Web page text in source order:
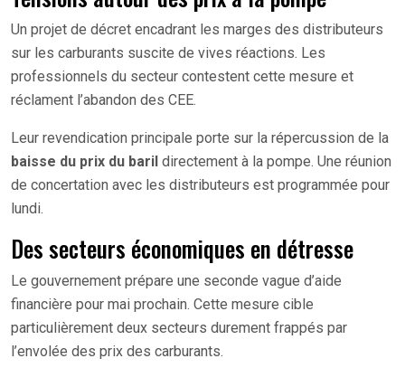
Un projet de décret encadrant les marges des distributeurs
sur les carburants suscite de vives réactions. Les
professionnels du secteur contestent cette mesure et
réclament l’abandon des CEE.
Leur revendication principale porte sur la répercussion de la
baisse du prix du baril directement à la pompe. Une réunion
de concertation avec les distributeurs est programmée pour
lundi.
Des secteurs économiques en détresse
Le gouvernement prépare une seconde vague d’aide
financière pour mai prochain. Cette mesure cible
particulièrement deux secteurs durement frappés par
l’envolée des prix des carburants.